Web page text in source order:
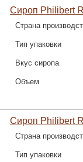
Сироп Philibert
Страна
Тип упаковки
Вкус сиропа
Объем
Сироп Philibert
Страна
Тип упаковки